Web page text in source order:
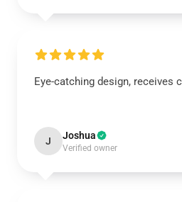
Eye-catching design, receives
J Joshua
Verified owner